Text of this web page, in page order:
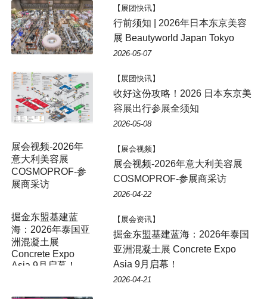
【展团快讯】
行前须知 | 2026年日本东京美容
展 Beautyworld Japan Tokyo
2026-05-07
【展团快讯】
收好这份攻略！2026 日本东京美
容展出行参展全须知
2026-05-08
【展会视频】
展会视频-2026年意大利美容展
COSMOPROF-参展商采访
2026-04-22
掘金东盟基建蓝
海：2026年泰国亚
洲混凝土展
Concrete Expo
Asia 9月启幕！
【展会资讯】
掘金东盟基建蓝海：2026年泰国
亚洲混凝土展 Concrete Expo
Asia 9月启幕！
2026-04-21